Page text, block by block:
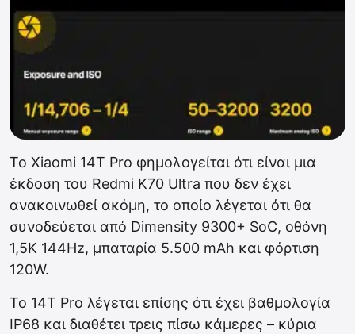
Το Xiaomi 14T Pro φημολογείται ότι είναι μια
έκδοση του Redmi K70 Ultra που δεν έχει
ανακοινωθεί ακόμη, το οποίο λέγεται ότι θα
συνοδεύεται από Dimensity 9300+ SoC, οθόνη
1,5K 144Hz, μπαταρία 5.500 mAh και φόρτιση
120W.
Το 14T Pro λέγεται επίσης ότι έχει βαθμολογία
IP68 και διαθέτει τρεις πίσω κάμερες – κύρια